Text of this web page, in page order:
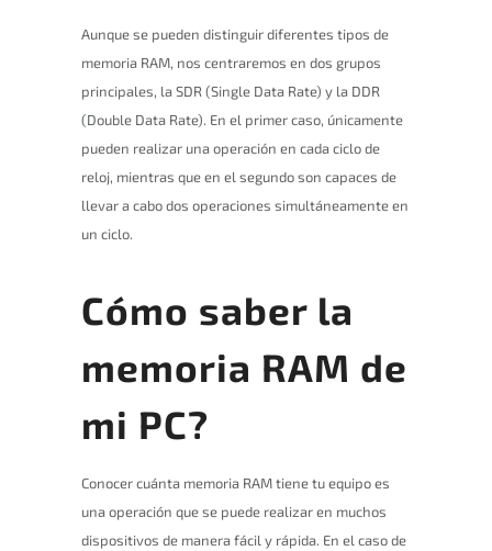
Aunque se pueden distinguir diferentes tipos de
memoria RAM, nos centraremos en dos grupos
principales, la SDR (Single Data Rate) y la DDR
(Double Data Rate). En el primer caso, únicamente
pueden realizar una operación en cada ciclo de
reloj, mientras que en el segundo son capaces de
llevar a cabo dos operaciones simultáneamente en
un ciclo.
Cómo saber la
memoria RAM de
mi PC?
Conocer cuánta memoria RAM tiene tu equipo es
una operación que se puede realizar en muchos
dispositivos de manera fácil y rápida. En el caso de